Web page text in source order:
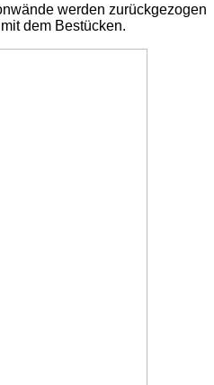
werden zurückgezogen
dem Bestücken.